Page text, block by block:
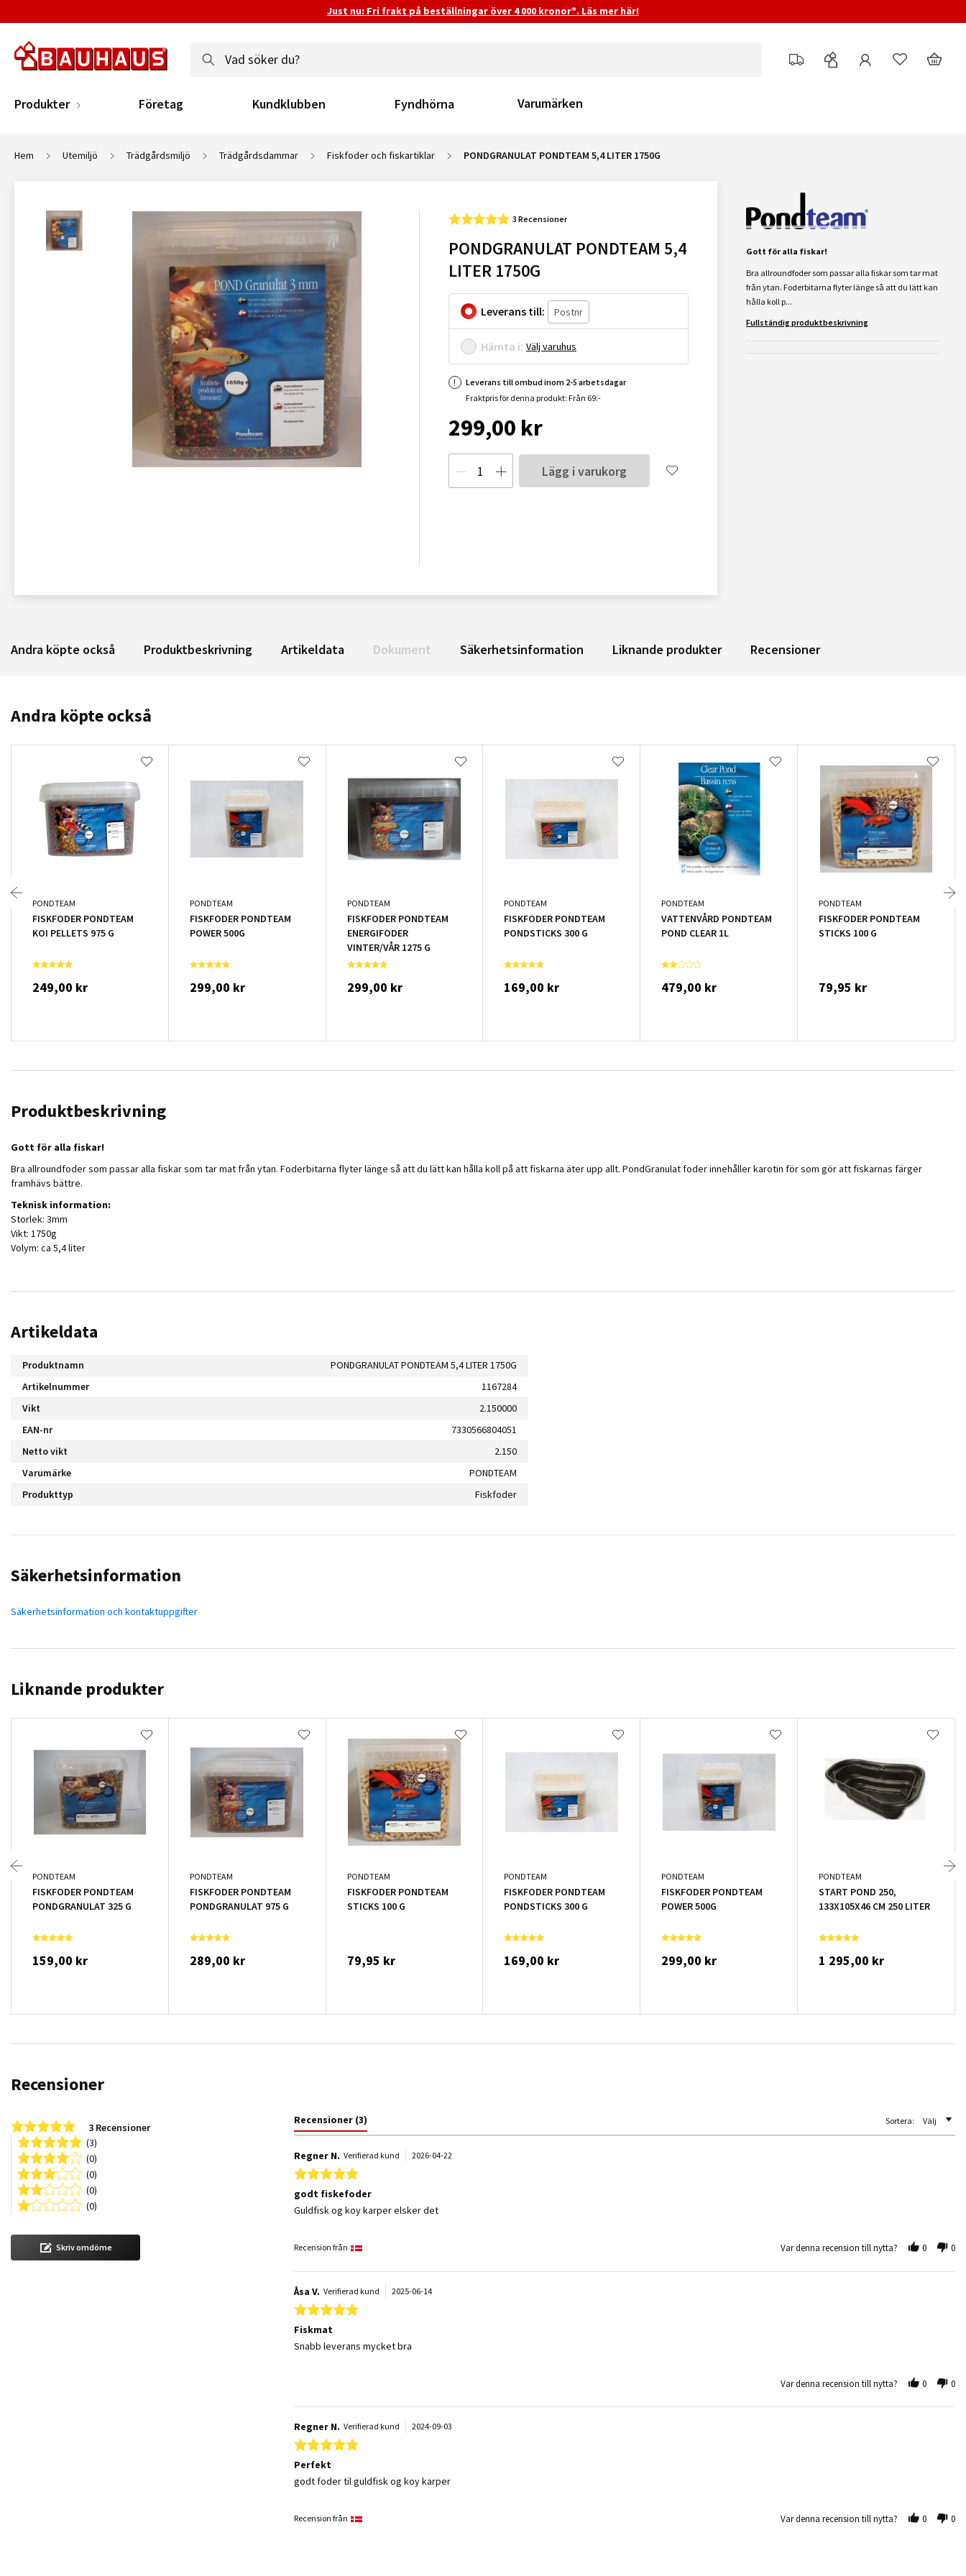
Just nu: Fri frakt på beställningar över 4 000 kronor*. Läs mer här!
Produkter Företag Kundklubben Fyndhörna Varumärken
Hem Utemiljö Trädgårdsmiljö Trädgårdsdammar Fiskfoder och fiskartiklar PONDGRANULAT PONDTEAM 5,4 LITER 1750G
3 Recensioner
PONDGRANULAT PONDTEAM 5,4
LITER 1750G
Leverans till:
Hämta i: Välj varuhus
Leverans till ombud inom 2-5 arbetsdagar
Fraktpris för denna produkt: Från 69:-
299,00 kr
Lägg i varukorg
Gott för alla fiskar!
Bra allroundfoder som passar alla fiskar som tar mat
från ytan. Foderbitarna flyter länge så att du lätt kan
hålla koll p...
Fullständig produktbeskrivning
Andra köpte också Produktbeskrivning Artikeldata Dokument Säkerhetsinformation Liknande produkter Recensioner
Andra köpte också
PONDTEAM
FISKFODER PONDTEAM
KOI PELLETS 975 G
249,00 kr
PONDTEAM
FISKFODER PONDTEAM
POWER 500G
299,00 kr
PONDTEAM
FISKFODER PONDTEAM
ENERGIFODER
VINTER/VÅR 1275 G
299,00 kr
PONDTEAM
FISKFODER PONDTEAM
PONDSTICKS 300 G
169,00 kr
PONDTEAM
VATTENVÅRD PONDTEAM
POND CLEAR 1L
479,00 kr
PONDTEAM
FISKFODER PONDTEAM
STICKS 100 G
79,95 kr
Produktbeskrivning
Gott för alla fiskar!
Bra allroundfoder som passar alla fiskar som tar mat från ytan. Foderbitarna flyter länge så att du lätt kan hålla koll på att fiskarna äter upp allt. PondGranulat foder innehåller karotin för som gör att fiskarnas färger
framhävs bättre.
Teknisk information:
Storlek: 3mm
Vikt: 1750g
Volym: ca 5,4 liter
Artikeldata
Produktnamn
PONDGRANULAT PONDTEAM 5,4 LITER 1750G
Artikelnummer
1167284
Vikt
2.150000
EAN-nr
7330566804051
Netto vikt
2.150
Varumärke
PONDTEAM
Produkttyp
Fiskfoder
Säkerhetsinformation
Säkerhetsinformation och kontaktuppgifter
Liknande produkter
PONDTEAM
FISKFODER PONDTEAM
PONDGRANULAT 325 G
159,00 kr
PONDTEAM
FISKFODER PONDTEAM
PONDGRANULAT 975 G
289,00 kr
PONDTEAM
FISKFODER PONDTEAM
STICKS 100 G
79,95 kr
PONDTEAM
FISKFODER PONDTEAM
PONDSTICKS 300 G
169,00 kr
PONDTEAM
FISKFODER PONDTEAM
POWER 500G
299,00 kr
PONDTEAM
START POND 250,
133X105X46 CM 250 LITER
1 295,00 kr
Recensioner
5.0 star rating
3 Recensioner
(3)
(0)
(0)
(0)
(0)
Skriv omdöme
Recensioner (3) Sortera: Välj
Regner N. Verifierad kund
5.0 star rating
2026-04-22
godt fiskefoder
Review by Regner N. on 22 Apr 2026
review stating godt fiskefoder
Guldfisk og koy karper elsker det
Recension från Var denna recension till nytta? 0 0
Åsa V. Verifierad kund
5.0 star rating
2025-06-14
Fiskmat
Review by Åsa V. on 14 Jun 2025
review stating Fiskmat
Snabb leverans mycket bra
Var denna recension till nytta? 0 0
Regner N. Verifierad kund
5.0 star rating
2024-09-03
Perfekt
Review by Regner N. on 3 Sep 2024
review stating Perfekt
godt foder til guldfisk og koy karper
Recension från Var denna recension till nytta? 0 0